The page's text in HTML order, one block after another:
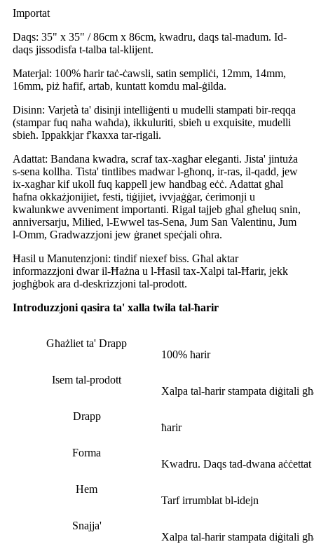
Importat
Daqs: 35" x 35" / 86cm x 86cm, kwadru, daqs tal-madum. Id-
daqs jissodisfa t-talba tal-klijent.
Materjal: 100% ħarir taċ-ċawsli, satin sempliċi, 12mm, 14mm,
16mm, piż ħafif, artab, kuntatt komdu mal-ġilda.
Disinn: Varjetà ta' disinji intelliġenti u mudelli stampati bir-reqqa
(stampar fuq naħa waħda), ikkuluriti, sbieħ u exquisite, mudelli
sbieħ. Ippakkjar f'kaxxa tar-rigali.
Adattat: Bandana kwadra, scraf tax-xagħar eleganti. Jista' jintuża
s-sena kollha. Tista' tintlibes madwar l-għonq, ir-ras, il-qadd, jew
ix-xagħar kif ukoll fuq kappell jew handbag eċċ. Adattat għal
ħafna okkażjonijiet, festi, tiġijiet, ivvjaġġar, ċerimonji u
kwalunkwe avveniment importanti. Rigal tajjeb għal għeluq snin,
anniversarju, Milied, l-Ewwel tas-Sena, Jum San Valentinu, Jum
l-Omm, Gradwazzjoni jew ġranet speċjali oħra.
Ħasil ​​u Manutenzjoni: tindif niexef biss. Għal aktar
informazzjoni dwar il-Ħażna u l-Ħasil ​​tax-Xalpi tal-Ħarir, jekk
jogħġbok ara d-deskrizzjoni tal-prodott.
Introduzzjoni qasira ta' xalla twila tal-ħarir
Għażliet ta' Drapp
100% ħarir
Isem tal-prodott
Xalpa tal-ħarir stampata diġitali
Drapp
ħarir
Forma
Kwadru. Daqs tad-dwana aċċettat
Hem
Tarf irrumblat bl-idejn
Snajja'
Xalpa tal-ħarir stampata diġitali